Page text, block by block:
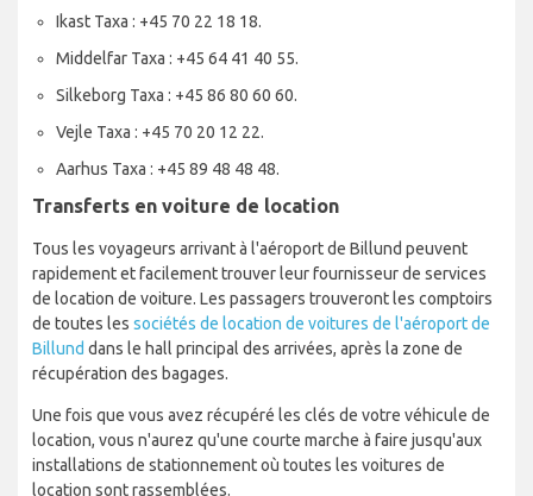
Ikast Taxa : +45 70 22 18 18.
Middelfar Taxa : +45 64 41 40 55.
Silkeborg Taxa : +45 86 80 60 60.
Vejle Taxa : +45 70 20 12 22.
Aarhus Taxa : +45 89 48 48 48.
Transferts en voiture de location
Tous les voyageurs arrivant à l'aéroport de Billund peuvent
rapidement et facilement trouver leur fournisseur de services
de location de voiture. Les passagers trouveront les comptoirs
de toutes les sociétés de location de voitures de l'aéroport de
Billund dans le hall principal des arrivées, après la zone de
récupération des bagages.
Une fois que vous avez récupéré les clés de votre véhicule de
location, vous n'aurez qu'une courte marche à faire jusqu'aux
installations de stationnement où toutes les voitures de
location sont rassemblées.